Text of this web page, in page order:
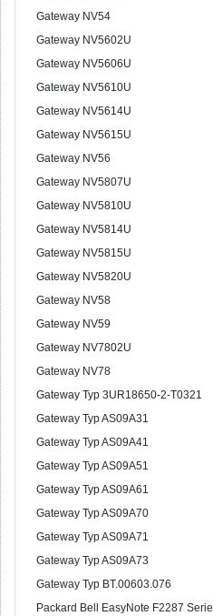
Gateway NV54
Gateway NV5602U
Gateway NV5606U
Gateway NV5610U
Gateway NV5614U
Gateway NV5615U
Gateway NV56
Gateway NV5807U
Gateway NV5810U
Gateway NV5814U
Gateway NV5815U
Gateway NV5820U
Gateway NV58
Gateway NV59
Gateway NV7802U
Gateway NV78
Gateway Typ 3UR18650-2-T0321
Gateway Typ AS09A31
Gateway Typ AS09A41
Gateway Typ AS09A51
Gateway Typ AS09A61
Gateway Typ AS09A70
Gateway Typ AS09A71
Gateway Typ AS09A73
Gateway Typ BT.00603.076
Packard Bell EasyNote F2287 Serie